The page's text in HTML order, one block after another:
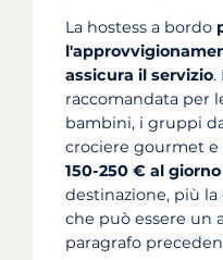
La hostess a bordo
assicura il servizio.
raccomandata per
bambini, i gruppi
crociere gourmet e
150-250 € al giorno
destinazione, più
che può essere un
paragrafo